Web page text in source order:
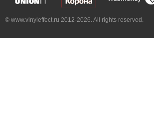
© www.vinyleffect.ru 2012-2026. All rights reserved.